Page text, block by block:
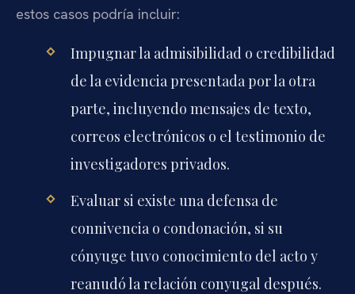
estos casos podría incluir:
Impugnar la admisibilidad o credibilidad
de la evidencia presentada por la otra
parte, incluyendo mensajes de texto,
correos electrónicos o el testimonio de
investigadores privados.
Evaluar si existe una defensa de
connivencia o condonación, si su
cónyuge tuvo conocimiento del acto y
reanudó la relación conyugal después.